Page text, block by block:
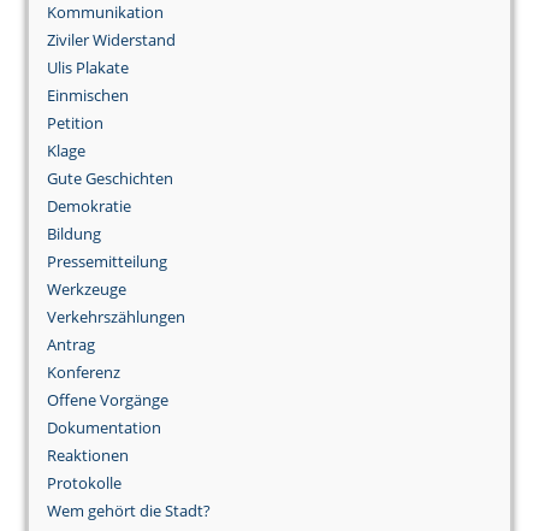
Kommunikation
Ziviler Widerstand
Ulis Plakate
Einmischen
Petition
Klage
Gute Geschichten
Demokratie
Bildung
Pressemitteilung
Werkzeuge
Verkehrszählungen
Antrag
Konferenz
Offene Vorgänge
Dokumentation
Reaktionen
Protokolle
Wem gehört die Stadt?